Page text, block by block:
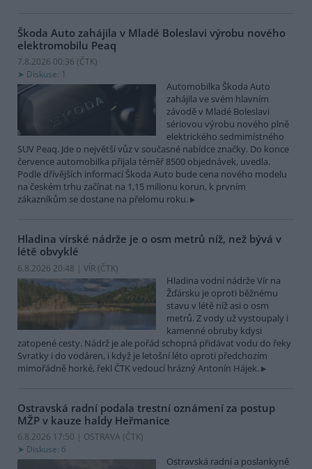
Škoda Auto zahájila v Mladé Boleslavi výrobu nového
elektromobilu Peaq
7.8.2026 00:36 (ČTK)
Diskuse: 1
Automobilka Škoda Auto
zahájila ve svém hlavním
závodě v Mladé Boleslavi
sériovou výrobu nového plně
elektrického sedmimístného
SUV Peaq. Jde o největší vůz v současné nabídce značky. Do konce
července automobilka přijala téměř 8500 objednávek, uvedla.
Podle dřívějších informací Škoda Auto bude cena nového modelu
na českém trhu začínat na 1,15 milionu korun, k prvním
zákazníkům se dostane na přelomu roku.
Hladina vírské nádrže je o osm metrů níž, než bývá v
létě obvyklé
6.8.2026 20:48 | VÍR (ČTK)
Hladina vodní nádrže Vír na
Žďársku je oproti běžnému
stavu v létě níž asi o osm
metrů. Z vody už vystoupaly i
kamenné obruby kdysi
zatopené cesty. Nádrž je ale pořád schopná přidávat vodu do řeky
Svratky i do vodáren, i když je letošní léto oproti předchozím
mimořádně horké, řekl ČTK vedoucí hrázný Antonín Hájek.
Ostravská radní podala trestní oznámení za postup
MŽP v kauze haldy Heřmanice
6.8.2026 17:50 | OSTRAVA (ČTK)
Diskuse: 6
Ostravská radní a poslankyně